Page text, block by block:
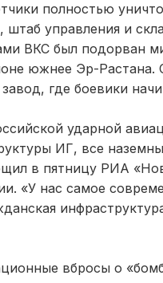
полностью
управления и
ВКС был подорван
южнее Эр-Растана.
где боевики
ударной
ИГ, все
в пятницу РИА
«У нас самое
вбросы о